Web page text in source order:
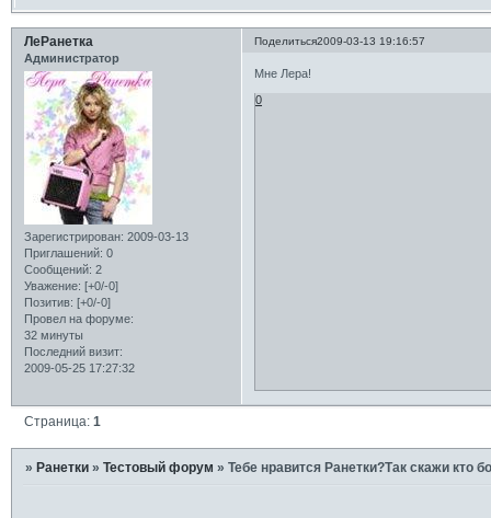
Поделиться2009-03-13 19:16:57
ЛеРанетка
Администратор
Зарегистрирован: 2009-03-13
Приглашений: 0
Сообщений: 2
Уважение: [+0/-0]
Позитив: [+0/-0]
Провел на форуме:
32 минуты
Последний визит:
2009-05-25 17:27:32
Мне Лера!
0
Страница:1
» Ранетки »Тестовый форум »Тебе нравится Ранетки?Так скажи кто